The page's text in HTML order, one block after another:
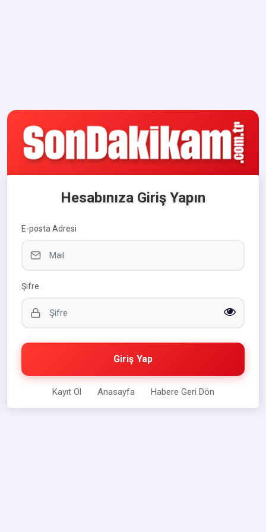
Hesabınıza Giriş Yapın
E-posta Adresi
Şifre
Giriş Yap
Kayıt Ol Anasayfa Habere Geri Dön